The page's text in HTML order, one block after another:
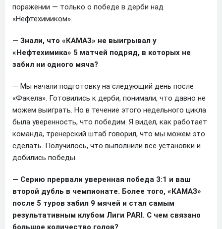
поражении — только о победе в дерби над
«Нефтехимиком».
— Знали, что «КАМАЗ» не выигрывал у
«Нефтехимика» 5 матчей подряд, в которых не
забил ни одного мяча?
— Мы начали подготовку на следующий день после
«Факела». Готовились к дерби, понимали, что давно не
можем выиграть. Но в течение этого недельного цикла
была уверенность, что победим. Я видел, как работает
команда, тренерский штаб говорил, что мы можем это
сделать. Получилось, что выполнили все установки и
добились победы.
— Серию прервали уверенная победа 3:1 и ваш
второй дубль в чемпионате. Более того, «КАМАЗ»
после 5 туров забил 9 мячей и стал самым
результативным клубом Лиги PARI. С чем связано
большое количество голов?